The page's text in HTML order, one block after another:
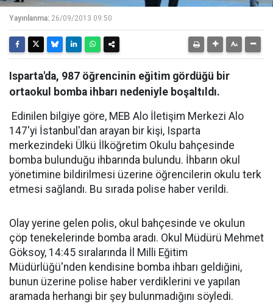
Yayınlanma: 26/09/2013 09:50
Isparta'da, 987 öğrencinin eğitim gördüğü bir
ortaokul bomba ihbarı nedeniyle boşaltıldı.
Edinilen bilgiye göre, MEB Alo İletişim Merkezi Alo
147'yi İstanbul'dan arayan bir kişi, Isparta
merkezindeki Ülkü İlköğretim Okulu bahçesinde
bomba bulunduğu ihbarında bulundu. İhbarın okul
yönetimine bildirilmesi üzerine öğrencilerin okulu terk
etmesi sağlandı. Bu sırada polise haber verildi.
Olay yerine gelen polis, okul bahçesinde ve okulun
çöp tenekelerinde bomba aradı. Okul Müdürü Mehmet
Göksoy, 14:45 sıralarında İl Milli Eğitim
Müdürlüğü'nden kendisine bomba ihbarı geldiğini,
bunun üzerine polise haber verdiklerini ve yapılan
aramada herhangi bir şey bulunmadığını söyledi.